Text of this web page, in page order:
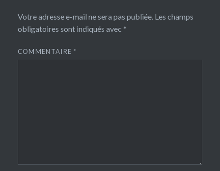
Votre adresse e-mail ne sera pas publiée. Les champs
obligatoires sont indiqués avec *
COMMENTAIRE*